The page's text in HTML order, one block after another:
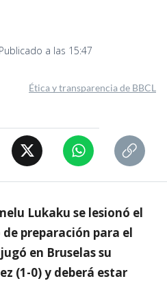
a las 15:47
Ética y transparencia de BBCL
Lukaku se lesionó el
preparación para el
en Bruselas su
(1-0) y deberá estar